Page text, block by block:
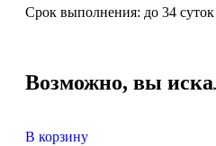
Срок выполнения: до 34 суток
Возможно, вы
В корзину